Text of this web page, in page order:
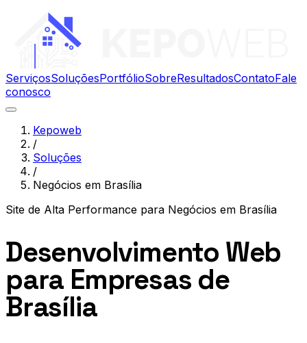
ServiçosSoluçõesPortfólioSobreResultadosContatoFale
conosco
Kepoweb
/
Soluções
/
Negócios em Brasília
Site de Alta Performance para Negócios em Brasília
Desenvolvimento Web
para Empresas de
Brasília